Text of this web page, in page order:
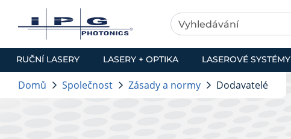
RUČNÍ LASERY LASERY + OPTIKA LASEROVÉ SYSTÉMY
Domů Společnost Zásady a normy Dodavatelé